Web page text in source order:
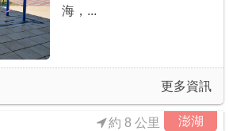
海，...
更多資訊
澎湖
約 8 公里